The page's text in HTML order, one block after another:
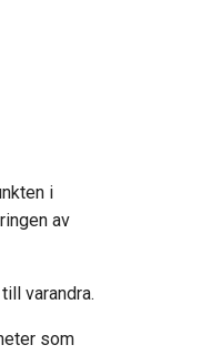
i
av
varandra.
som